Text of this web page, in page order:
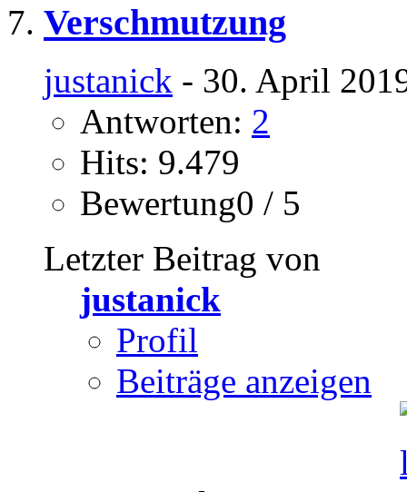
Verschmutzung
justanick - 30. April
Antworten: 2
Hits: 9.479
Bewertung0 / 5
Letzter Beitrag von
justanick
Profil
Beiträge anzeigen